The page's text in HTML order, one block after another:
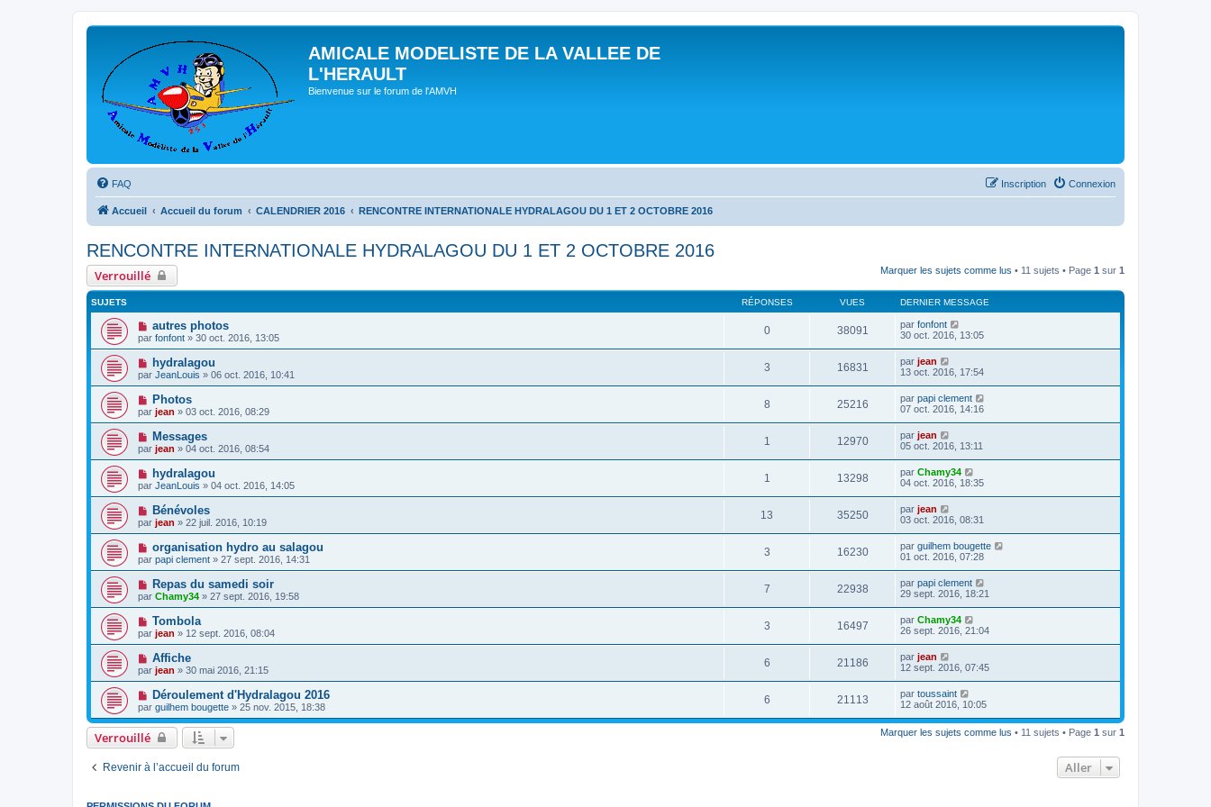
AMICALE MODELISTE DE LA VALLEE DE
L'HERAULT
Bienvenue sur le forum de l'AMVH
FAQ Connexion
Inscription
Accueil Accueil du forum CALENDRIER 2016 RENCONTRE INTERNATIONALE HYDRALAGOU DU 1 ET 2 OCTOBRE 2016
RENCONTRE INTERNATIONALE HYDRALAGOU DU 1 ET 2 OCTOBRE 2016
Verrouillé Marquer les sujets comme lus • 11 sujets • Page 1 sur 1
SUJETS RÉPONSES VUES DERNIER MESSAGE
autres photos
par fonfont » 30 oct. 2016, 13:05
0 38091 par fonfont
30 oct. 2016, 13:05
hydralagou
par JeanLouis » 06 oct. 2016, 10:41
3 16831 par jean
13 oct. 2016, 17:54
Photos
par jean » 03 oct. 2016, 08:29
8 25216 par papi clement
07 oct. 2016, 14:16
Messages
par jean » 04 oct. 2016, 08:54
1 12970 par jean
05 oct. 2016, 13:11
hydralagou
par JeanLouis » 04 oct. 2016, 14:05
1 13298 par Chamy34
04 oct. 2016, 18:35
Bénévoles
par jean » 22 juil. 2016, 10:19
13 35250 par jean
03 oct. 2016, 08:31
organisation hydro au salagou
par papi clement » 27 sept. 2016, 14:31
3 16230 par guilhem bougette
01 oct. 2016, 07:28
Repas du samedi soir
par Chamy34 » 27 sept. 2016, 19:58
7 22938 par papi clement
29 sept. 2016, 18:21
Tombola
par jean » 12 sept. 2016, 08:04
3 16497 par Chamy34
26 sept. 2016, 21:04
Affiche
par jean » 30 mai 2016, 21:15
6 21186 par jean
12 sept. 2016, 07:45
Déroulement d'Hydralagou 2016
par guilhem bougette » 25 nov. 2015, 18:38
6 21113 par toussaint
12 août 2016, 10:05
Verrouillé Marquer les sujets comme lus • 11 sujets • Page 1 sur 1
Revenir à l’accueil du forum Aller